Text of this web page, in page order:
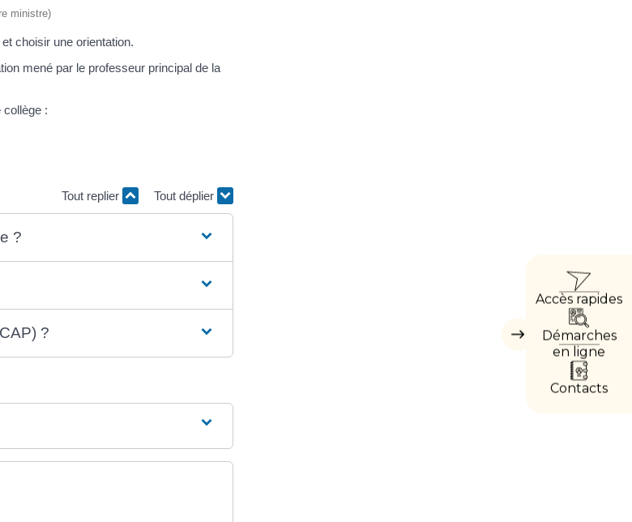
Masquer
Accès rapides
Démarches
en ligne
Contacts
ministre)
choisir une orientation.
mené par le professeur principal de la
collège :
Tout replier
Tout déplier
?
?